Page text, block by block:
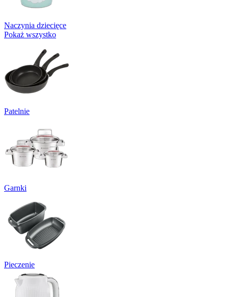
Naczynia dziecięce
Pokaż wszystko
Patelnie
Garnki
Pieczenie